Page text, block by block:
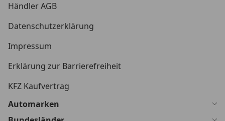
Händler AGB
Datenschutzerklärung
Impressum
Erklärung zur Barrierefreiheit
KFZ Kaufvertrag
Automarken